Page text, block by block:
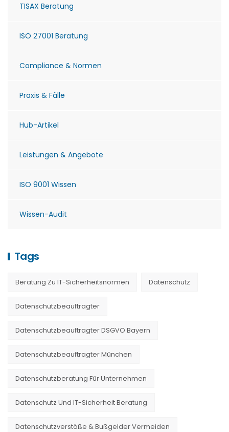
TISAX Beratung
ISO 27001 Beratung
Compliance & Normen
Praxis & Fälle
Hub-Artikel
Leistungen & Angebote
ISO 9001 Wissen
Wissen-Audit
Tags
Beratung Zu IT-Sicherheitsnormen Datenschutz
Datenschutzbeauftragter
Datenschutzbeauftragter DSGVO Bayern
Datenschutzbeauftragter München
Datenschutzberatung Für Unternehmen
Datenschutz Und IT-Sicherheit Beratung
Datenschutzverstöße & Bußgelder Vermeiden